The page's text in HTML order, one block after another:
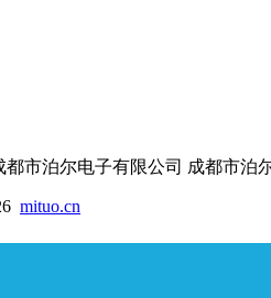
市泊尔电子有限公司 成都市
mituo.cn